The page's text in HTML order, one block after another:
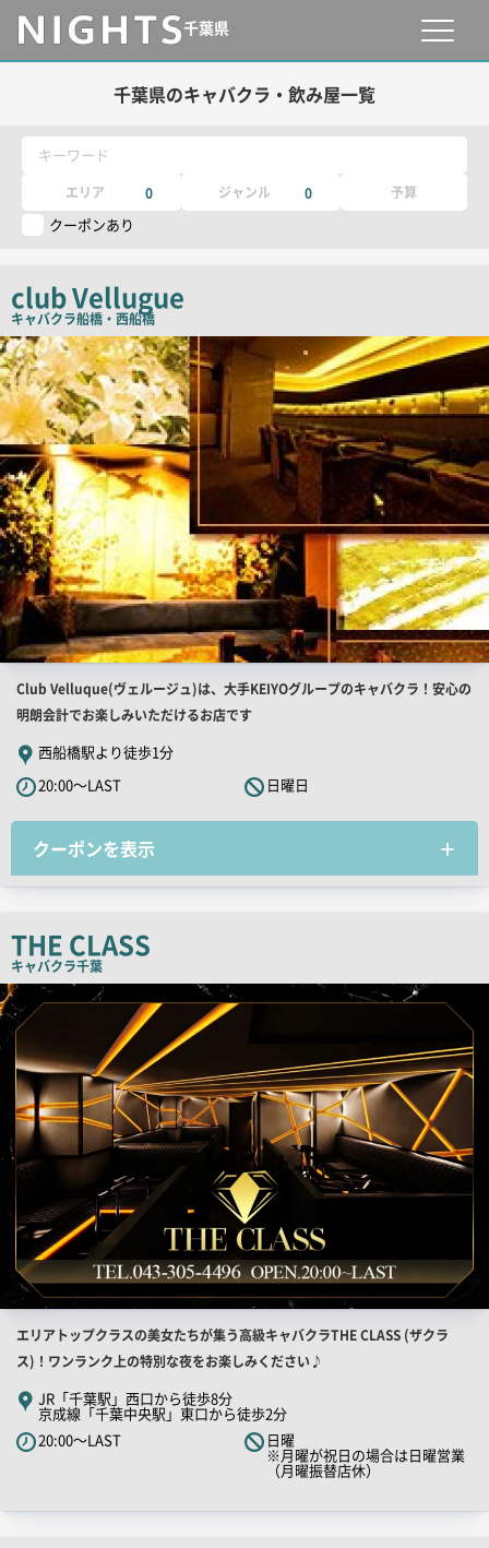
千葉県
千葉県のキャバクラ・飲み屋一覧
キーワード
エリア 0 ジャンル 0 予算
クーポンあり
club Vellugue
キャバクラ船橋・西船橋
店
舗
PR
画
像
店
舗
PR
キ
ャ
ッ
コ
Club Velluque(ヴェルージュ)は、大手KEIYOグループのキャバクラ！安心の
明朗会計でお楽しみいただけるお店です
西船橋駅より徒歩1分
20:00～LAST
日曜日
クーポンを表示
THE CLASS
キャバクラ千葉
店
舗
PR
画
像
店
舗
PR
キ
ャ
コ
エリアトップクラスの美女たちが集う高級キャバクラTHE CLASS (ザクラ
ス)！ワンランク上の特別な夜をお楽しみください♪
JR「千葉駅」西口から徒歩8分
京成線「千葉中央駅」東口から徒歩2分
20:00～LAST
日曜
※月曜が祝日の場合は日曜営業
（月曜振替店休）